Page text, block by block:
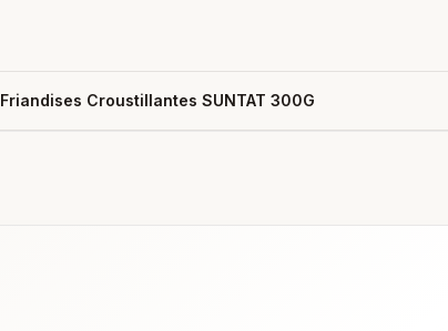
Friandises Croustillantes SUNTAT 300G